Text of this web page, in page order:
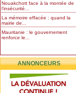
Nouakchott face à la montée de
l’insécurité...
La mémoire effacée : quand la
mairie de...
Mauritanie : le gouvernement
renforce le...
ANNONCEURS